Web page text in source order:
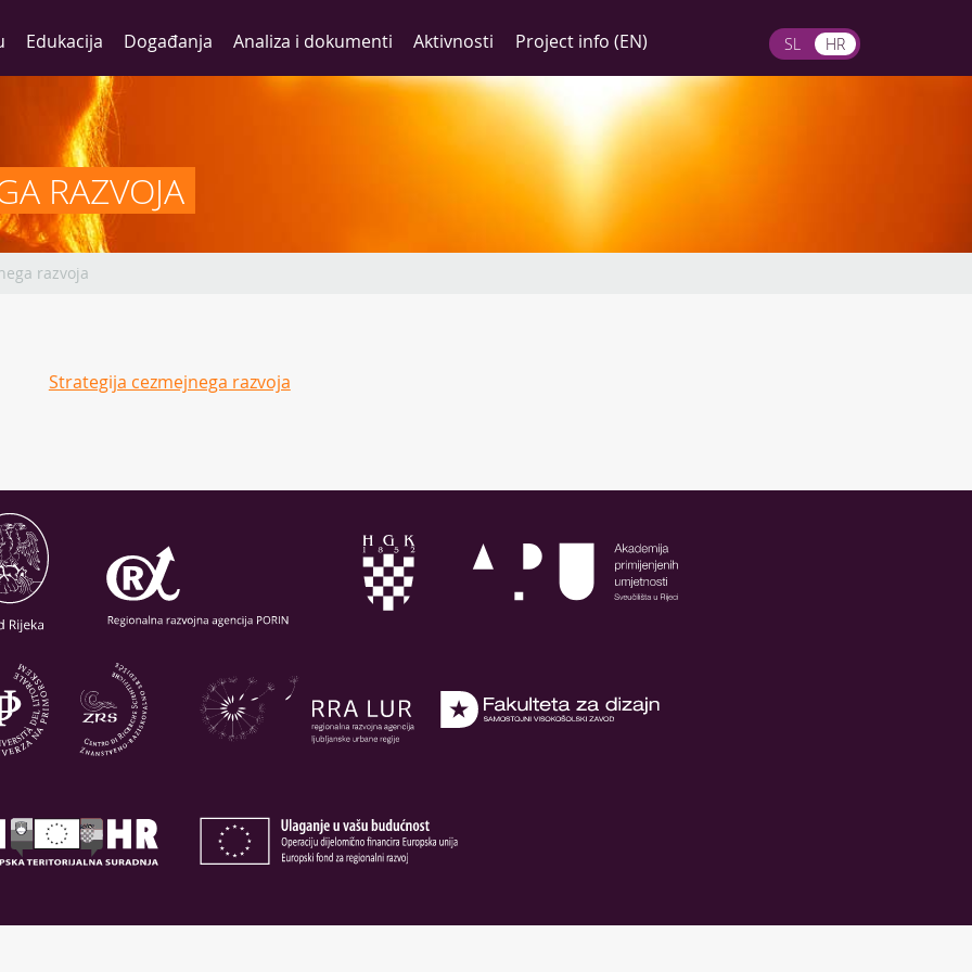
Edukacija Događanja Analiza i dokumenti Aktivnosti Project info (EN) SL HR
RAZVOJA
razvoja
Strategija cezmejnega razvoja